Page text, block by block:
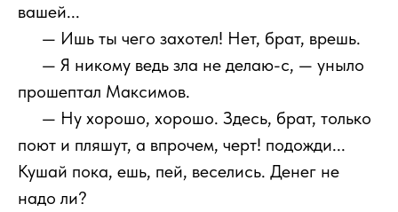
вашей...
— Ишь ты чего захотел! Нет, брат, врешь.
— Я никому ведь зла не делаю-с, — уныло
прошептал Максимов.
— Ну хорошо, хорошо. Здесь, брат, только
поют и пляшут, а впрочем, черт! подожди...
Кушай пока, ешь, пей, веселись. Денег не
надо ли?